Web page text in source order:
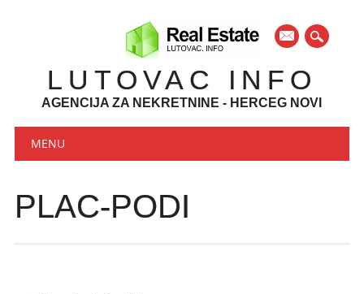
mail
LUTOVAC INFO
AGENCIJA ZA NEKRETNINE - HERCEG NOVI
Main menu
MENU
PLAC-PODI